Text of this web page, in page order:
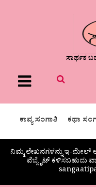
ಸಾರ್ಥಕ
Menu
ಕಾವ್ಯ ಸಂಗಾತಿ ಕಥಾ
ನಿಮ್ಮ ಲೇಖನಗಳನ್ನು ಇ-ಮೇಲ್
ವೆಬ್ಸೈಟ್ ಕಳಿಸಬಹುದು